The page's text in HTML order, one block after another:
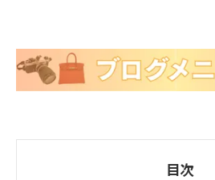
目次